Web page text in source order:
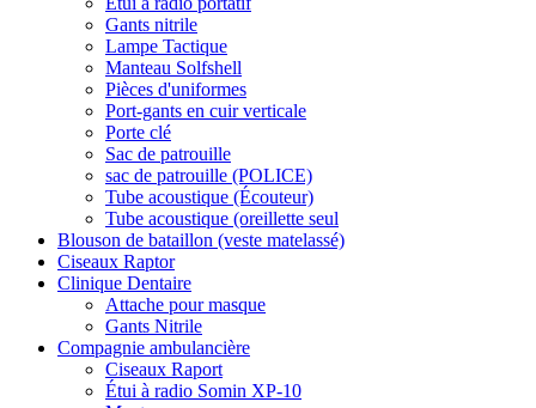
Gants nitrile
Lampe Tactique
Manteau Solfshell
Pièces d'uniformes
Port-gants en cuir verticale
Porte clé
Sac de patrouille
sac de patrouille (POLICE)
Tube acoustique (Écouteur)
Tube acoustique (oreillette seul
Blouson de bataillon (veste matelassé)
Ciseaux Raptor
Clinique Dentaire
Attache pour masque
Gants Nitrile
Compagnie ambulancière
Ciseaux Raport
Étui à radio Somin XP-10